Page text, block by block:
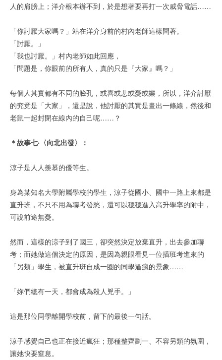
人的肩膀上；洋介根本辦不到，於是想著要再打一次威脅電話……
「你討厭大家嗎？」站在洋介身前的村內老師這樣問著。
「討厭。」
「我也討厭。」村內老師如此回應，
「問題是，你眼前的所有人，真的只是『大家』嗎？」
每個人其實都有不同的臉孔，或喜或悲或憂或樂，所以，洋介討厭
的究竟是「大家」，還是說，他討厭的其實是畫出一條線，然後和
老鼠一起封閉在線內的自己呢……？
＊故事七‧〈向北出發〉：
涼子是人人羨慕的優等生。
身為某知名大學附屬學校的學生，涼子從國小、國中一路上來都是
直升班，不只不用為聯考發愁，還可以穩穩進入高升學率的附中，
可說前途無憂。
然而，這樣的涼子到了國三，卻突然決定放棄直升，出去參加聯
考；而她做這個決定的原因，是因為親眼看見一位插班考進來的
「另類」學生，被直升班自成一圈的同學逼瘋的景象……
「妳們總有一天，都會成為殺人兇手。」
這是那位同學離開學校前，留下的最後一句話。
涼子感覺自己也正在接近瘋狂；那種整齊劃一、不容另類的氛圍，
讓她快要窒息。